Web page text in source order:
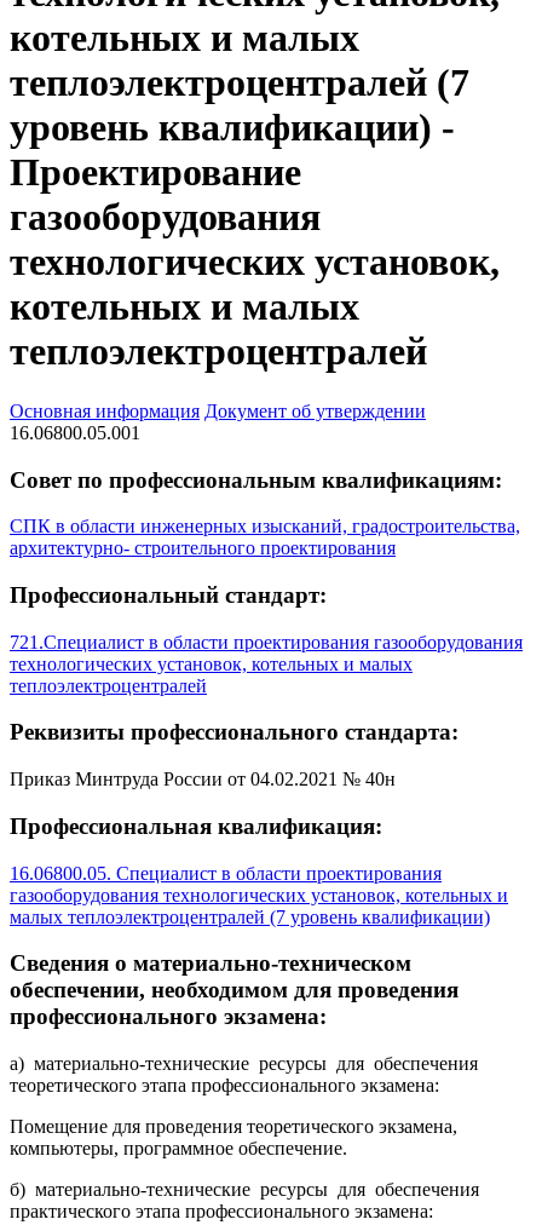
котельных и малых
теплоэлектроцентралей (7
уровень квалификации) -
Проектирование
газооборудования
технологических установок,
котельных и малых
теплоэлектроцентралей
Основная информация Документ об утверждении
16.06800.05.001
Совет по профессиональным квалификациям:
СПК в области инженерных изысканий, градостроительства,
архитектурно- строительного проектирования
Профессиональный стандарт:
721.Специалист в области проектирования газооборудования
технологических установок, котельных и малых
теплоэлектроцентралей
Реквизиты профессионального стандарта:
Приказ Минтруда России от 04.02.2021 № 40н
Профессиональная квалификация:
16.06800.05. Специалист в области проектирования
газооборудования технологических установок, котельных и
малых теплоэлектроцентралей (7 уровень квалификации)
Сведения о материально-техническом
обеспечении, необходимом для проведения
профессионального экзамена:
а) материально-технические ресурсы для обеспечения
теоретического этапа профессионального экзамена:
Помещение для проведения теоретического экзамена,
компьютеры, программное обеспечение.
б) материально-технические ресурсы для обеспечения
практического этапа профессионального экзамена: